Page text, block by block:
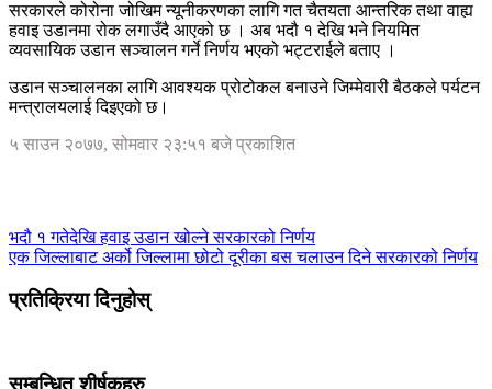
सरकारले कोरोना जोखिम न्यूनीकरणका लागि गत चैतयता आन्तरिक तथा वाह्य
हवाइ उडानमा रोक लगाउँदै आएको छ । अब भदौ १ देखि भने नियमित
व्यवसायिक उडान सञ्चालन गर्ने निर्णय भएको भट्टराईले बताए ।
उडान सञ्चालनका लागि आवश्यक प्रोटोकल बनाउने जिम्मेवारी बैठकले पर्यटन
मन्त्रालयलाई दिइएको छ।
५ साउन २०७७, सोमवार २३:५१ बजे प्रकाशित
भदौ १ गतेदेखि हवाइ उडान खोल्ने सरकारको निर्णय
एक जिल्लाबाट अर्को जिल्लामा छोटो दूरीका बस चलाउन दिने सरकारको निर्णय
प्रतिक्रिया दिनुहोस्